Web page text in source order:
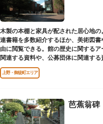
木製の本棚と家具が配された居心地
連書籍を多数紹介するほか、美術図
由に閲覧できる。館の歴史に関する
関連する資料や、公募団体に関連する
（画像提供：東京都美術館）
上野・御徒町エリア
芭蕉翁碑